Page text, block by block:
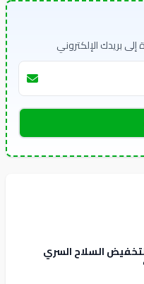
بريدك الإلكتروني
السلاح السري